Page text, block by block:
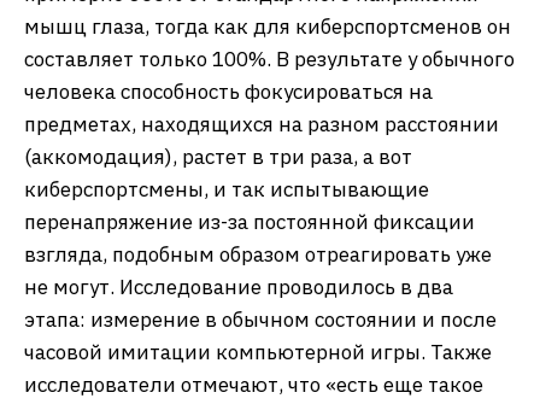
мышц глаза, тогда как для киберспортсменов он
составляет только 100%. В результате у обычного
человека способность фокусироваться на
предметах, находящихся на разном расстоянии
(аккомодация), растет в три раза, а вот
киберспортсмены, и так испытывающие
перенапряжение из-за постоянной фиксации
взгляда, подобным образом отреагировать уже
не могут. Исследование проводилось в два
этапа: измерение в обычном состоянии и после
часовой имитации компьютерной игры. Также
исследователи отмечают, что «есть еще такое